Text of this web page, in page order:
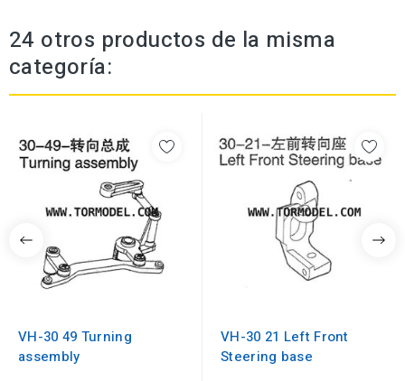
24 otros productos de la misma
categoría:
VH-30 49 Turning
assembly
VH-30 21 Left Front
Steering base